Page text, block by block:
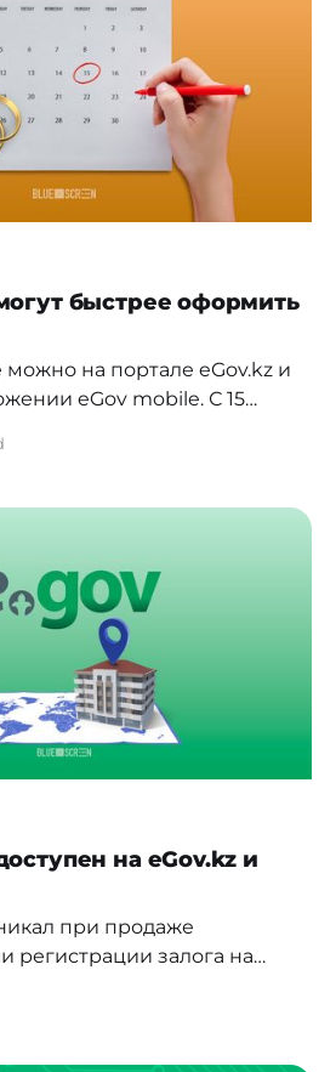
промышленности Багдат
для повышения
регионов и
IT-сектора в развитие
сконцентрировать
быстрее оформить
можно на портале eGov.kz и
eGov mobile. С 15
дней после подачи
и мобильном
до государственной
на eGov.kz и
при продаже
регистрации залога на